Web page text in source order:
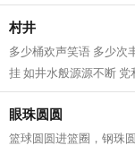
道回响着 一场爱国主义
村井
多少桶欢声笑语 多少次
挂 如井水般源源不断
爷笑了 大娘笑了 乡亲们
眼珠圆圆
篮球圆圆进篮圈，钢珠